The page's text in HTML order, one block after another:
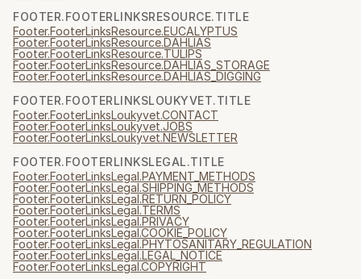
FOOTER.FOOTERLINKSRESOURCE.TITLE
Footer.FooterLinksResource.EUCALYPTUS
Footer.FooterLinksResource.DAHLIAS
Footer.FooterLinksResource.TULIPS
Footer.FooterLinksResource.DAHLIAS_STORAGE
Footer.FooterLinksResource.DAHLIAS_DIGGING
FOOTER.FOOTERLINKSLOUKYVET.TITLE
Footer.FooterLinksLoukyvet.CONTACT
Footer.FooterLinksLoukyvet.JOBS
Footer.FooterLinksLoukyvet.NEWSLETTER
FOOTER.FOOTERLINKSLEGAL.TITLE
Footer.FooterLinksLegal.PAYMENT_METHODS
Footer.FooterLinksLegal.SHIPPING_METHODS
Footer.FooterLinksLegal.RETURN_POLICY
Footer.FooterLinksLegal.TERMS
Footer.FooterLinksLegal.PRIVACY
Footer.FooterLinksLegal.COOKIE_POLICY
Footer.FooterLinksLegal.PHYTOSANITARY_REGULATION
Footer.FooterLinksLegal.LEGAL_NOTICE
Footer.FooterLinksLegal.COPYRIGHT